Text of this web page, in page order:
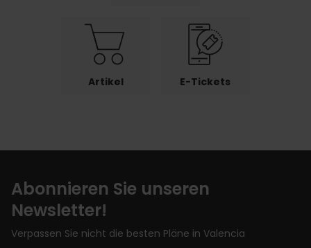
Artikel E-Tickets
Abonnieren Sie unseren
Newsletter!
Verpassen Sie nicht die besten Pläne in Valencia